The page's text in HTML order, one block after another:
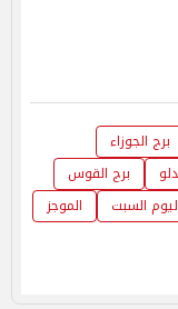
برج الجوزاء
برج القوس
السبت
الموجز